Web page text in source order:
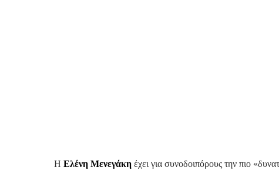
Η Ελένη Μενεγάκη έχει για συνοδοιπόρους την πιο